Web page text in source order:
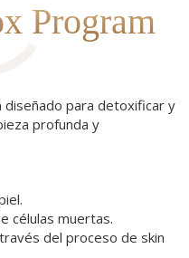
Program
para detoxificar y
profunda y
células muertas.
del proceso de skin